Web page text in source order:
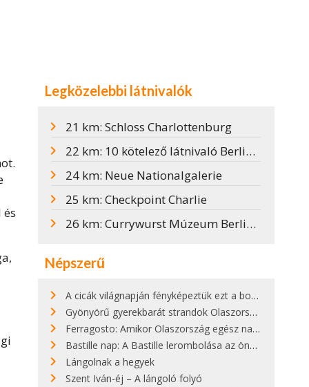
Legközelebbi látnivalók
21 km: Schloss Charlottenburg
22 km: 10 kötelező látnivaló Berlinben
24 km: Neue Nationalgalerie
25 km: Checkpoint Charlie
26 km: Currywurst Múzeum Berlinben
Népszerű
A cicák világnapján fényképeztük ezt a bokor alatt hűsölő cicát Kisorosziban
Gyönyörű gyerekbarát strandok Olaszországban - megmutatjuk a 15 legjobbat
Ferragosto: Amikor Olaszország egész nap nyaral
Bastille nap: A Bastille lerombolása az önkényuralom végét jelentette
Lángolnak a hegyek
Szent Iván-éj – A lángoló folyó